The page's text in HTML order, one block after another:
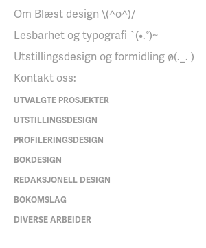
Om Blæst design \(^o^)/
Lesbarhet og typografi `(•.°)~
Utstillingsdesign og formidling ø(._. )
Kontakt oss:
UTVALGTE PROSJEKTER
UTSTILLINGSDESIGN
PROFILERINGSDESIGN
BOKDESIGN
REDAKSJONELL DESIGN
BOKOMSLAG
DIVERSE ARBEIDER